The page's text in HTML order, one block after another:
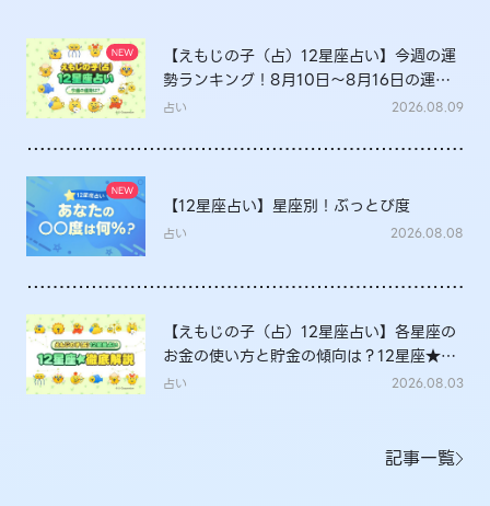
【えもじの子（占）12星座占い】今週の運
勢ランキング！8月10日～8月16日の運勢
は？
占い 2026.08.09
【12星座占い】星座別！ぶっとび度
占い 2026.08.08
【えもじの子（占）12星座占い】各星座の
お金の使い方と貯金の傾向は？12星座★徹
底解説
占い 2026.08.03
記事一覧